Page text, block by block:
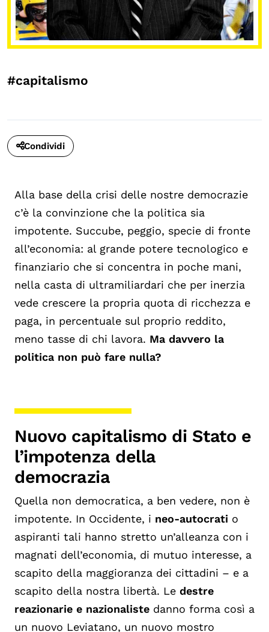
#capitalismo
Condividi
Alla base della crisi delle nostre democrazie
c’è la convinzione che la politica sia
impotente. Succube, peggio, specie di fronte
all’economia: al grande potere tecnologico e
finanziario che si concentra in poche mani,
nella casta di ultramiliardari che per inerzia
vede crescere la propria quota di ricchezza e
paga, in percentuale sul proprio reddito,
meno tasse di chi lavora. Ma davvero la
politica non può fare nulla?
Nuovo capitalismo di Stato e
l’impotenza della
democrazia
Quella non democratica, a ben vedere, non è
impotente. In Occidente, i neo-autocrati o
aspiranti tali hanno stretto un’alleanza con i
magnati dell’economia, di mutuo interesse, a
scapito della maggioranza dei cittadini – e a
scapito della nostra libertà. Le destre
reazionarie e nazionaliste danno forma così a
un nuovo Leviatano, un nuovo mostro